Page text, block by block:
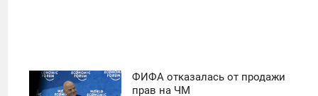
ФИФА отказалась от продажи
прав на ЧМ